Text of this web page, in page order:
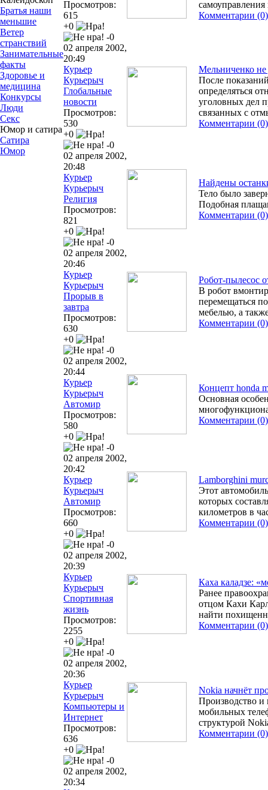
Братья наши
меньшие
Ветер
странствий
Занимательные
факты
Здоровье и
медицина
Конкурсы
Люди
Секс
Юмор и сатира
Сатира
Юмор
Просмотров:
615
+0
-0
Комментарии (0)
02 апреля 2002,
20:49
Курьер
Курьерыч
Глобальные
новости
Просмотров:
530
+0
-0
Мельниченко не
После
определяться
уголовных дел
связанных с
Комментарии (0)
02 апреля 2002,
20:48
Курьер
Курьерыч
Религия
Просмотров:
821
+0
-0
Найдены
Тело было
Подобная
Комментарии (0)
02 апреля 2002,
20:46
Курьер
Курьерыч
Прорыв в
завтра
Просмотров:
630
+0
-0
Робот-пылесос
В робот
перемещаться
мебелью, а
Комментарии (0)
02 апреля 2002,
20:44
Курьер
Курьерыч
Автомир
Просмотров:
580
+0
-0
Концепт honda
Основная
Комментарии (0)
02 апреля 2002,
20:42
Курьер
Курьерыч
Автомир
Просмотров:
660
+0
-0
Lamborghini
Этот
которых
километров в
Комментарии (0)
02 апреля 2002,
20:39
Курьер
Курьерыч
Спортивная
жизнь
Просмотров:
2255
+0
-0
Каха каладзе:
Ранее
отцом Кахи
найти
Комментарии (0)
02 апреля 2002,
20:36
Курьер
Курьерыч
Компьютеры и
Интернет
Просмотров:
636
+0
-0
Nokia начнёт
Производство и
мобильных
структурой
Комментарии (0)
02 апреля 2002,
20:34